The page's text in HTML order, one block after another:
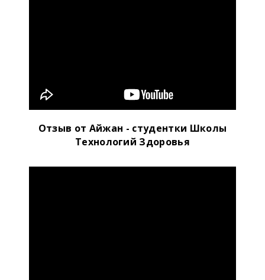
Отзыв от Айжан - студентки Школы
Технологий Здоровья